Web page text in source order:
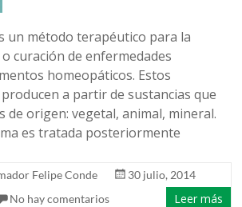
un método terapéutico para la
curación de enfermedades
homeopáticos. Estos
a partir de sustancias que
de origen: vegetal, animal, mineral.
es tratada posteriormente
Felipe Conde
30 julio, 2014
No hay comentarios Leer más